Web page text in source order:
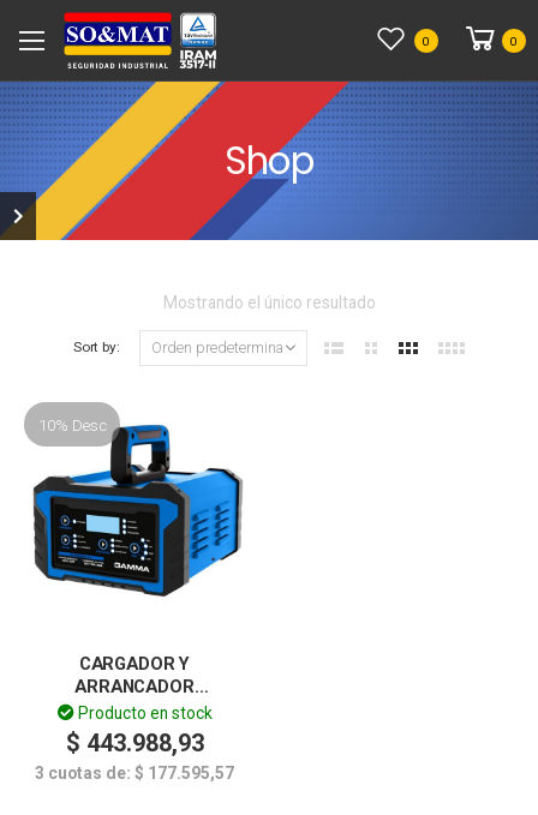
0 0
Shop
Mostrando el único resultado
Sort by:
10% Desc
CARGADOR Y
ARRANCADOR
INTELIGENTE 12V/24V 100A
– PORTATIL GAMMA
Producto en stock
$ 443.988,93
3 cuotas de: $ 177.595,57